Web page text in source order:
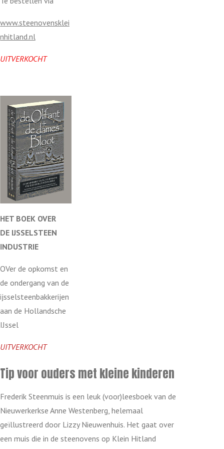
www.steenovensklei
nhitland.nl
UITVERKOCHT
HET BOEK OVER
DE IJSSELSTEEN
INDUSTRIE
OVer de opkomst en
de ondergang van de
ijsselsteenbakkerijen
aan de Hollandsche
IJssel
UITVERKOCHT
Tip voor ouders met kleine kinderen
Frederik Steenmuis is een leuk (voor)leesboek van de
Nieuwerkerkse Anne Westenberg, helemaal
geïllustreerd door Lizzy Nieuwenhuis. Het gaat over
een muis die in de steenovens op Klein Hitland